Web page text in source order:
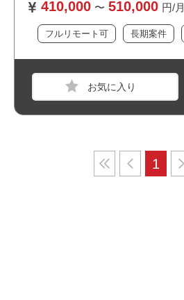
410,000 〜 510,000 円/月
フルリモート可 長期案件
1